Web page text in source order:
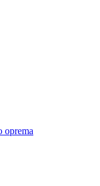
oprema